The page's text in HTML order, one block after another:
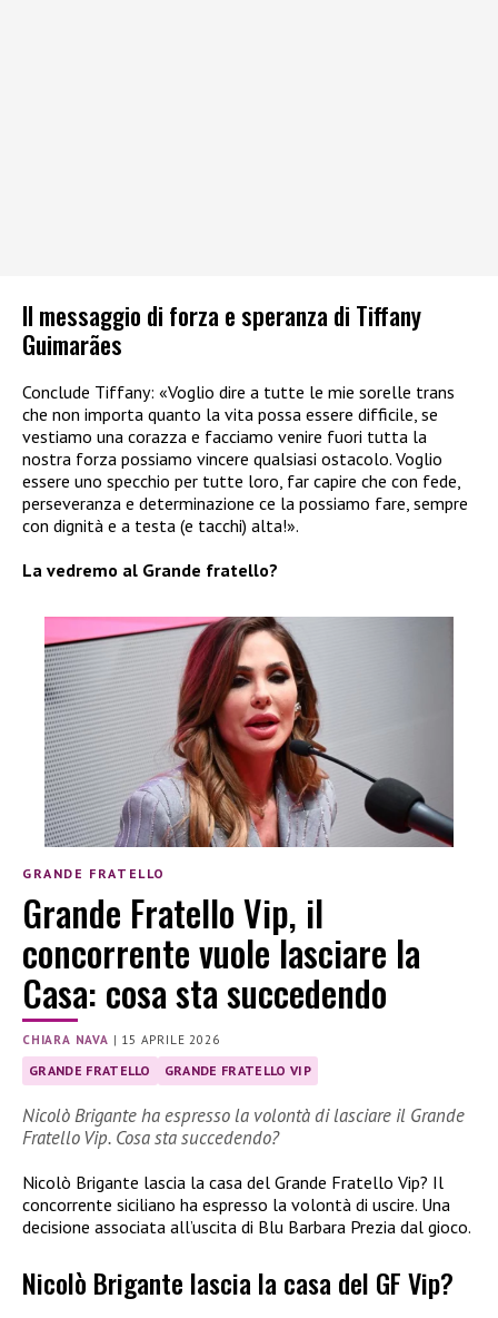
Il messaggio di forza e speranza di Tiffany
Guimarães
Conclude Tiffany: «Voglio dire a tutte le mie sorelle trans
che non importa quanto la vita possa essere difficile, se
vestiamo una corazza e facciamo venire fuori tutta la
nostra forza possiamo vincere qualsiasi ostacolo. Voglio
essere uno specchio per tutte loro, far capire che con fede,
perseveranza e determinazione ce la possiamo fare, sempre
con dignità e a testa (e tacchi) alta!».
La vedremo al Grande fratello?
GRANDE FRATELLO
Grande Fratello Vip, il
concorrente vuole lasciare la
Casa: cosa sta succedendo
CHIARA NAVA | 15 APRILE 2026
GRANDE FRATELLO GRANDE FRATELLO VIP
Nicolò Brigante ha espresso la volontà di lasciare il Grande
Fratello Vip. Cosa sta succedendo?
Nicolò Brigante lascia la casa del Grande Fratello Vip? Il
concorrente siciliano ha espresso la volontà di uscire. Una
decisione associata all’uscita di Blu Barbara Prezia dal gioco.
Nicolò Brigante lascia la casa del GF Vip?